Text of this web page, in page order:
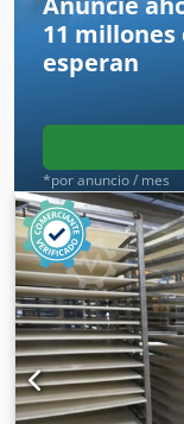
11
esperan
*por anuncio / mes